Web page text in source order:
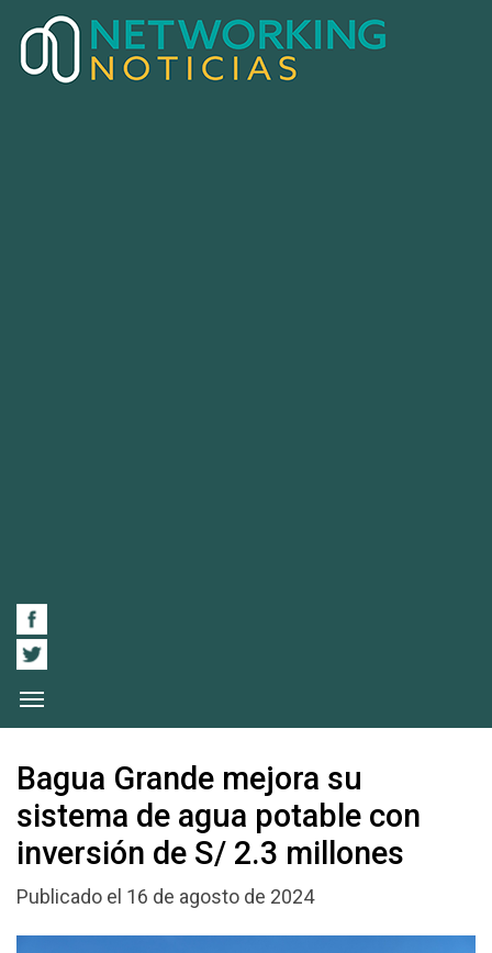
Bagua Grande mejora su
sistema de agua potable con
inversión de S/ 2.3 millones
Publicado el 16 de agosto de 2024